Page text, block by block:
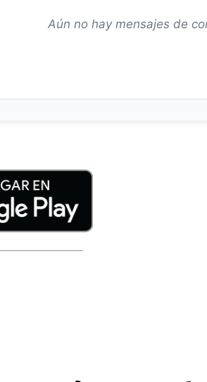
Aún no hay mensajes de